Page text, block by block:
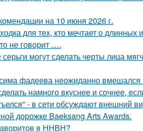
на 10 июня 2026 г.
для тех, кто мечтает о длинных
не говорит ….
могут сделать черты лица
фадеева неожиданно
намного вкуснее и сочнее,
- в сети обсуждают внешний
дорожке Baeksang Arts Awards.
в ННВН?